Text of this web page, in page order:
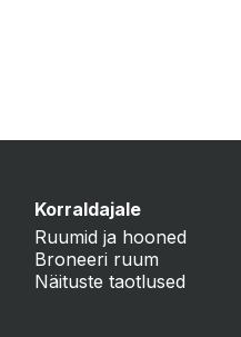
Korraldajale
Ruumid ja hooned
Broneeri ruum
Näituste taotlused